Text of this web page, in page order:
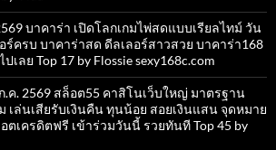
บาคาร่า เปิดโลกเกมไพ่สดแบบเรียลไทม์ วัน
อร์ครบ บาคาร่าสด ดีลเลอร์สาวสวย บาคาร่า168
เลย Top 17 by Flossie sexy168c.com
.ค. 2569 สล็อต55 คาสิโนเว็บใหญ่ มาตรฐาน
ม เล่นเสียรับเงินคืน ทุนน้อย สอยเงินแสน จุดหมาย
ตเครดิตฟรี เข้าร่วมวันนี้ รวยทันที Top 45 by